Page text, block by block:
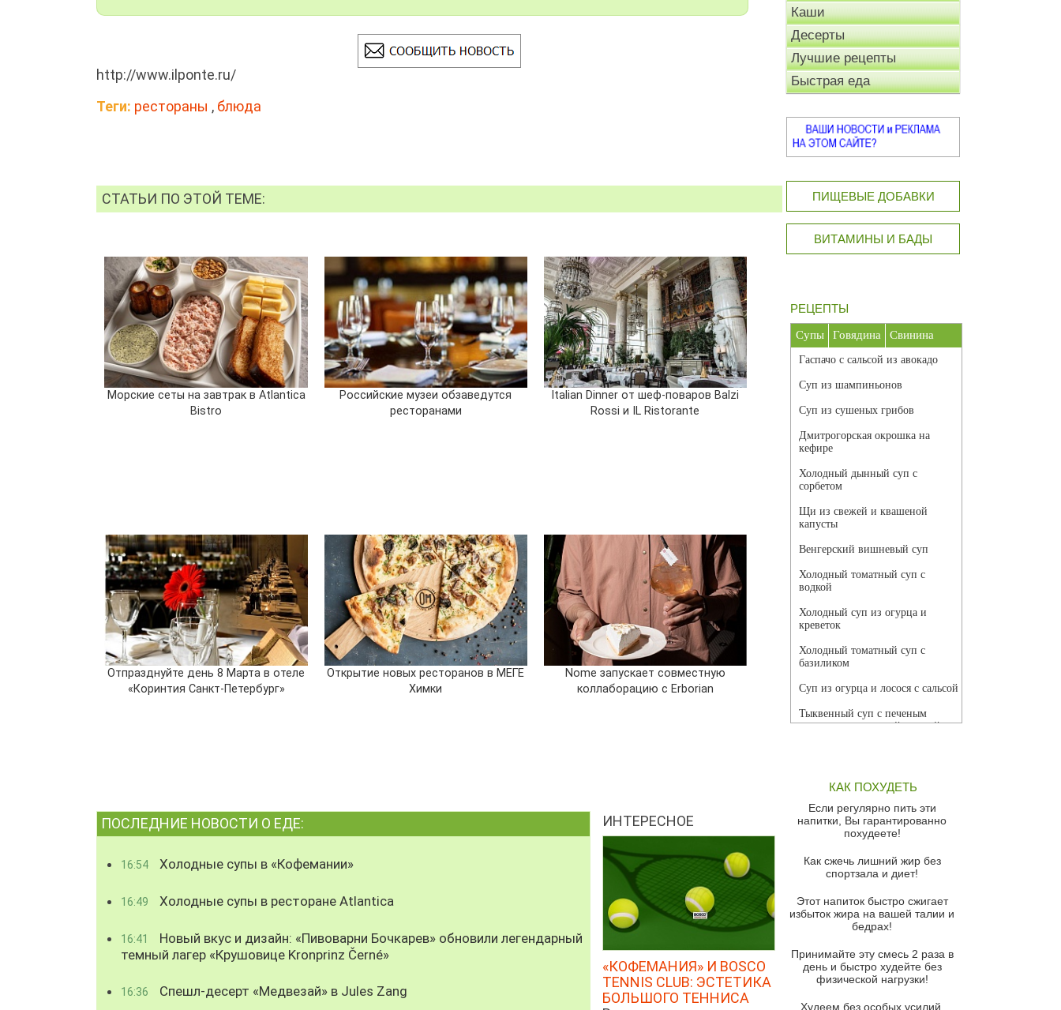
http://www.ilponte.ru/
Теги: рестораны , блюда
СТАТЬИ ПО ЭТОЙ ТЕМЕ:
Морские сеты на завтрак в Atlantica
Bistro
Российские музеи обзаведутся
ресторанами
Italian Dinner от шеф-поваров Balzi
Rossi и IL Ristorante
Отпразднуйте день 8 Mарта в отеле
«Коринтия Санкт-Петербург»
Открытие новых ресторанов в МЕГЕ
Химки
Nome запускает совместную
коллаборацию с Erborian
ПОСЛЕДНИЕ НОВОСТИ О ЕДЕ:
16:54 Холодные супы в «Кофемании»
16:49 Холодные супы в ресторане Atlantica
16:41
Новый вкус и дизайн: «Пивоварни Бочкарев» обновили легендарный
темный лагер «Крушовице Kronprinz Černé»
16:36 Спешл-десерт «Медвезай» в Jules Zang
ИНТЕРЕСНОЕ
«КОФЕМАНИЯ» И BOSCO
TENNIS CLUB: ЭСТЕТИКА
БОЛЬШОГО ТЕННИСА
Каши
Десерты
Лучшие рецепты
Быстрая еда
ПИЩЕВЫЕ ДОБАВКИ
ВИТАМИНЫ И БАДЫ
РЕЦЕПТЫ
Супы Говядина Свинина
Гаспачо с сальсой из авокадо
Суп из шампиньонов
Суп из сушеных грибов
Дмитрогорская окрошка на
кефире
Холодный дынный суп с
сорбетом
Щи из свежей и квашеной
капусты
Венгерский вишневый суп
Холодный томатный суп с
водкой
Холодный суп из огурца и
креветок
Холодный томатный суп с
базиликом
Суп из огурца и лосося с сальсой
Тыквенный суп с печеным
чесноком и томатной сальсой
красного перца
Парижский луковый суп
Суп из спаржи и горошка с
Суп-крем из цветной капусты
Французский луковый суп
Суп из баклажанов с моцареллой
Грибной крем-суп с кростини с
козьим сыром
Суп мисо с зеленым луком и
КАК ПОХУДЕТЬ
Если регулярно пить эти
напитки, Вы гарантированно
похудеете!
Как сжечь лишний жир без
спортзала и диет!
Этот напиток быстро сжигает
избыток жира на вашей талии и
бедрах!
Принимайте эту смесь 2 раза в
день и быстро худейте без
физической нагрузки!
Худеем без особых усилий,